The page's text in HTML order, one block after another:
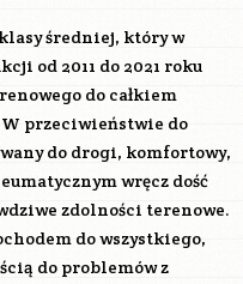
średniej, który w
od 2011 do 2021 roku
do całkiem
przeciwieństwie do
do drogi, komfortowy,
wręcz dość
zdolności terenowe.
do wszystkiego,
do problemów z